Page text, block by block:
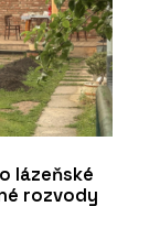
lázeňské
rozvody